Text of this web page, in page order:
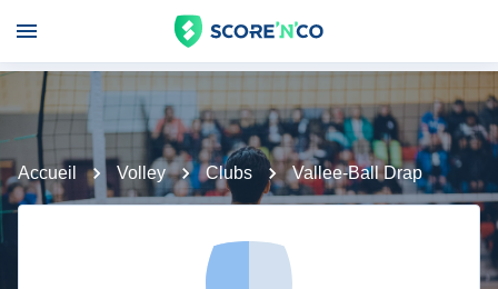
Accueil Volley Clubs Vallee-Ball Drap